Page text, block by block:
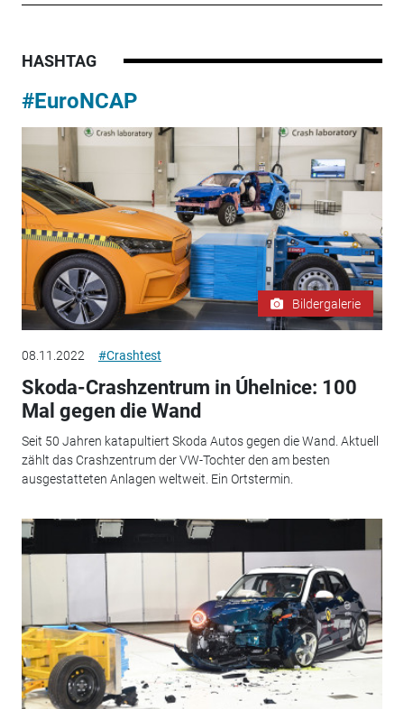
HASHTAG
#EuroNCAP
Bildergalerie
08.11.2022 #Crashtest
Skoda-Crashzentrum in Úhelnice: 100
Mal gegen die Wand
Seit 50 Jahren katapultiert Skoda Autos gegen die Wand. Aktuell
zählt das Crashzentrum der VW-Tochter den am besten
ausgestatteten Anlagen weltweit. Ein Ortstermin.